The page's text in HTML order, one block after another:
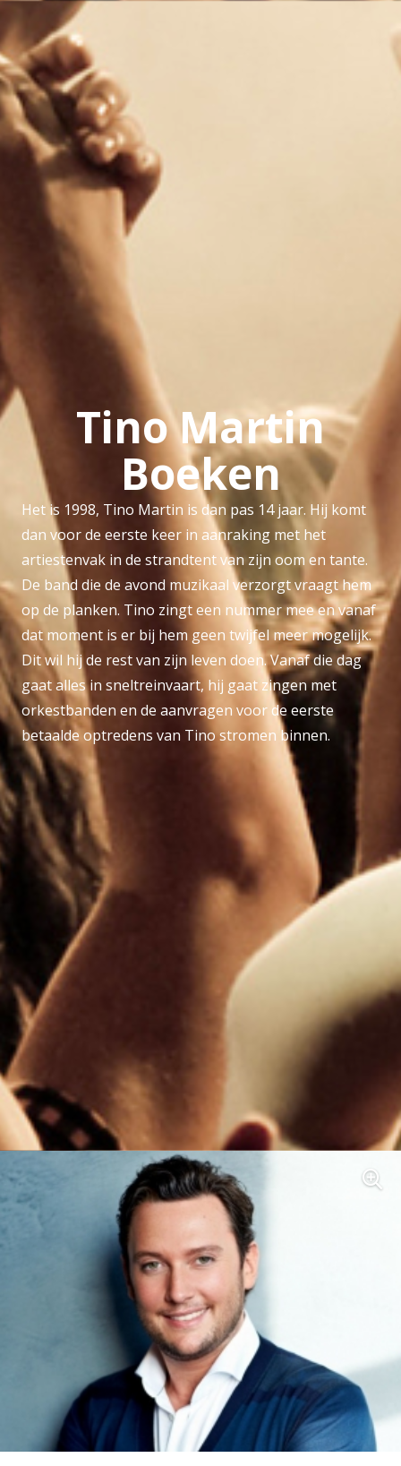
Tino Martin
Boeken
Het is 1998, Tino Martin is dan pas 14 jaar. Hij komt
dan voor de eerste keer in aanraking met het
artiestenvak in de strandtent van zijn oom en tante.
De band die de avond muzikaal verzorgt vraagt hem
op de planken. Tino zingt een nummer mee en vanaf
dat moment is er bij hem geen twijfel meer mogelijk.
Dit wil hij de rest van zijn leven doen. Vanaf die dag
gaat alles in sneltreinvaart, hij gaat zingen met
orkestbanden en de aanvragen voor de eerste
betaalde optredens van Tino stromen binnen.